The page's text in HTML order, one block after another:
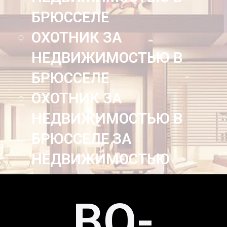
БРЮССЕЛЕ
ОХОТНИК ЗА
НЕДВИЖИМОСТЬЮ В
БРЮССЕЛЕ
ОХОТНИК ЗА
НЕДВИЖИМОСТЬЮ В
БРЮССЕЛЕ ЗА
НЕДВИЖИМОСТЬЮ